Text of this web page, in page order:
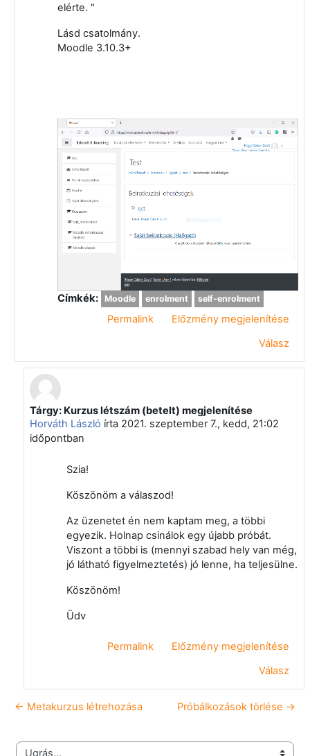
elérte. "
Lásd csatolmány.
Moodle 3.10.3+
Címkék: Moodle enrolment self-enrolment
Permalink
Előzmény megjelenítése
Válasz
Válasz erre: Nagy Gábor Zsolt
Tárgy: Kurzus létszám (betelt) megjelenítése
Horváth László írta 2021. szeptember 7., kedd, 21:02
időpontban
Szia!
Köszönöm a válaszod!
Az üzenetet én nem kaptam meg, a többi
egyezik. Holnap csinálok egy újabb próbát.
Viszont a többi is (mennyi szabad hely van még,
jó látható figyelmeztetés) jó lenne, ha teljesülne.
Köszönöm!
Üdv
Permalink
Előzmény megjelenítése
Válasz
← Metakurzus létrehozása Próbálkozások törlése →